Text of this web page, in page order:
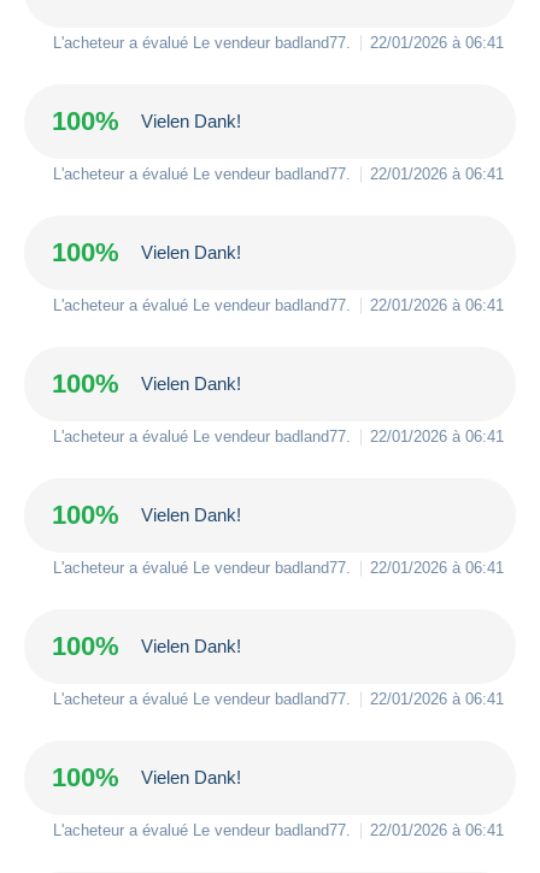
L'acheteur a évalué Le vendeur badland77 22/01/2026 à 06:41
100% Vielen Dank!
L'acheteur a évalué Le vendeur badland77 22/01/2026 à 06:41
100% Vielen Dank!
L'acheteur a évalué Le vendeur badland77 22/01/2026 à 06:41
100% Vielen Dank!
L'acheteur a évalué Le vendeur badland77 22/01/2026 à 06:41
100% Vielen Dank!
L'acheteur a évalué Le vendeur badland77 22/01/2026 à 06:41
100% Vielen Dank!
L'acheteur a évalué Le vendeur badland77 22/01/2026 à 06:41
100% Vielen Dank!
L'acheteur a évalué Le vendeur badland77 22/01/2026 à 06:41